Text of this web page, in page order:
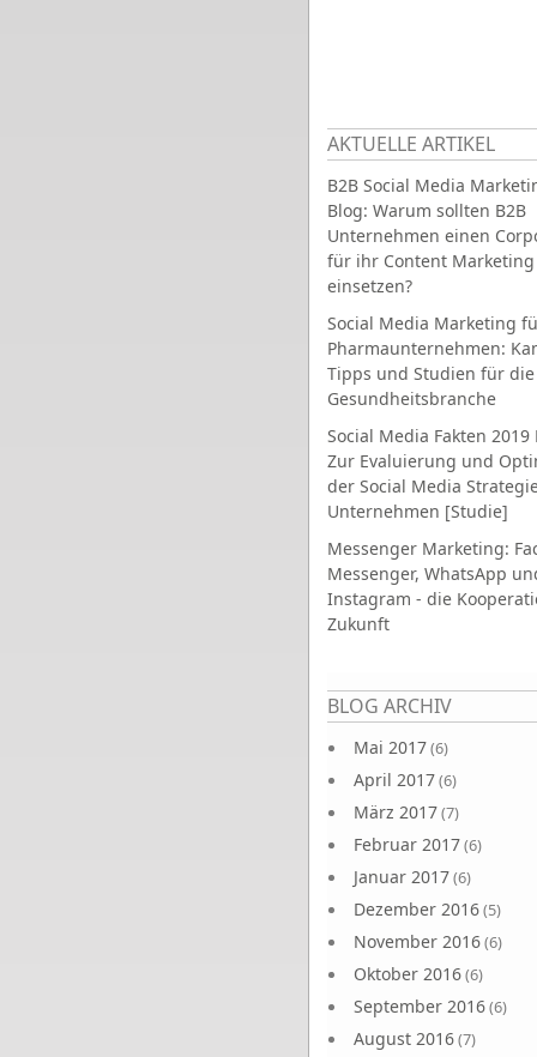
AKTUELLE ARTIKEL
B2B Social Media
Blog: Warum sollten B2B
Unternehmen einen
für ihr Content Marketing
einsetzen?
Social Media Marketing
Pharmaunternehmen:
Tipps und Studien für die
Gesundheitsbranche
Social Media Fakten 2019
Zur Evaluierung und
der Social Media
Unternehmen [Studie]
Messenger Marketing:
Messenger, WhatsApp
Instagram - die
Zukunft
BLOG ARCHIV
Mai 2017(6)
April 2017(6)
März 2017(7)
Februar 2017(6)
Januar 2017(6)
Dezember 2016(5)
November 2016(6)
Oktober 2016(6)
September 2016(6)
August 2016(7)
Seiten